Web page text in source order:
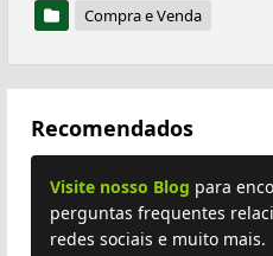
Compra e Venda
Recomendados
Visite nosso Blog para
perguntas frequentes
redes sociais e muito mais.